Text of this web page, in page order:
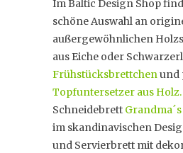
Im Baltic Design Shop
schöne Auswahl an
außergewöhnlichen
aus Eiche oder
Frühstücksbrettchenund
Topfuntersetzer aus Holz.
Schneidebrett
im skandinavischen
und Servierbrett mit